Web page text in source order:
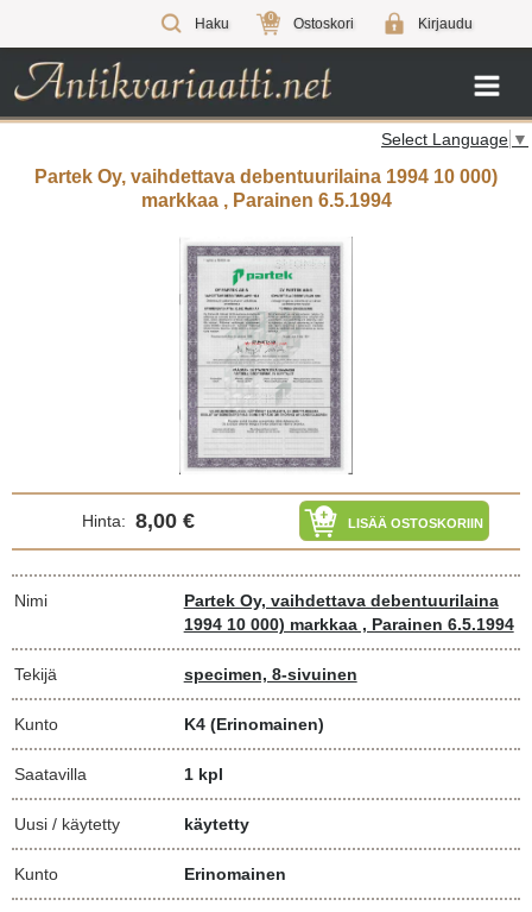
Haku 0 Ostoskori Kirjaudu
Select Language ▼
Partek Oy, vaihdettava debentuurilaina 1994 10 000)
markkaa , Parainen 6.5.1994
Hinta: 8,00 € LISÄÄ OSTOSKORIIN
Nimi
Partek Oy, vaihdettava debentuurilaina
1994 10 000) markkaa , Parainen 6.5.1994
Tekijä specimen, 8-sivuinen
Kunto K4 (Erinomainen)
Saatavilla 1 kpl
Uusi / käytetty käytetty
Kunto Erinomainen